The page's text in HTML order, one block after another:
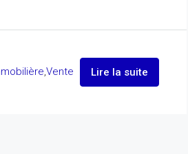
,Vente Lire la suite